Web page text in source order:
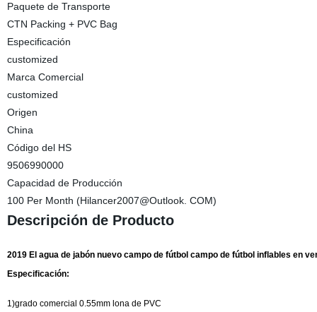
Paquete de Transporte
CTN Packing + PVC Bag
Especificación
customized
Marca Comercial
customized
Origen
China
Código del HS
9506990000
Capacidad de Producción
100 Per Month (Hilancer2007@Outlook. COM)
Descripción de Producto
2019 El agua de jabón nuevo campo de fútbol campo de fútbol inflables en
Especificación:
1)grado comercial 0.55mm lona de PVC